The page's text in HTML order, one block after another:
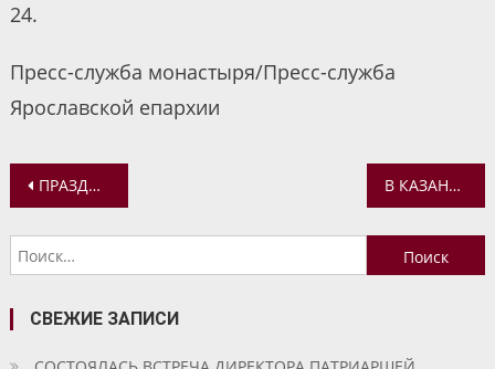
24.
Пресс-служба монастыря/Пресс-служба
Ярославской епархии
Навигация
по
записям
ПРАЗДНИК «ДЕНЬ СЕМЬИ» В ПРИХОДЕ СВЯТО-ТИХОНОВСКОГО ХРАМА В КАЗАНСКОМ МОНАСТЫРЕ ПРОЗВУЧАЛ КОНЦЕРТ ДУХОВНОЙ МУЗЫКИ «ЗВУЧАЛА МУЗЫКА С НЕБЕС»
Найти:
СВЕЖИЕ ЗАПИСИ